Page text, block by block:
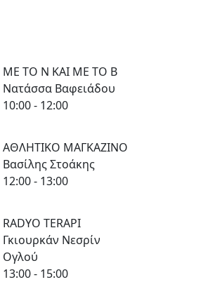
ΜΕ ΤΟ Ν ΚΑΙ ΜΕ ΤΟ Β
Νατάσσα Βαφειάδου
10:00 - 12:00
ΑΘΛΗΤΙΚΟ ΜΑΓΚΑΖΙΝΟ
Βασίλης Στοάκης
12:00 - 13:00
RADYO TERAPI
Γκιουρκάν Νεσρίν
Ογλού
13:00 - 15:00